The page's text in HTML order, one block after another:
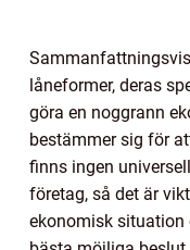
låneformer, deras
göra en noggrann
bestämmer sig för
finns ingen
företag, så det är
ekonomisk